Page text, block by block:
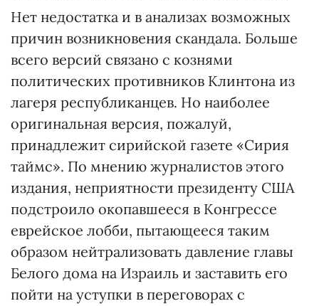
Нет недостатка и в анализах возможных
причин возникновения скандала. Больше
всего версий связано с кознями
политических противников Клинтона из
лагеря республиканцев. Но наиболее
оригинальная версия, пожалуй,
принадлежит сирийской газете «Сирия
таймс». По мнению журналистов этого
издания, неприятности президенту США
подстроило окопавшееся в Конгрессе
еврейское лобби, пытающееся таким
образом нейтрализовать давление главы
Белого дома на Израиль и заставить его
пойти на уступки в переговорах с